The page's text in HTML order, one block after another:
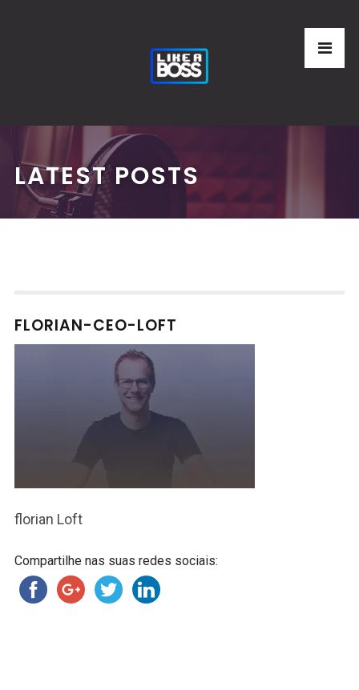
LATEST POSTS
FLORIAN-CEO-LOFT
florian Loft
Compartilhe nas suas redes sociais: